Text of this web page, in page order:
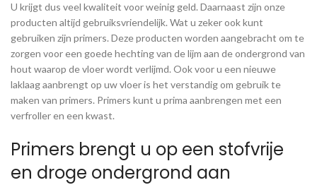
U krijgt dus veel kwaliteit voor weinig geld. Daarnaast zijn onze
producten altijd gebruiksvriendelijk. Wat u zeker ook kunt
gebruiken zijn primers. Deze producten worden aangebracht om te
zorgen voor een goede hechting van de lijm aan de ondergrond van
hout waarop de vloer wordt verlijmd. Ook voor u een nieuwe
laklaag aanbrengt op uw vloer is het verstandig om gebruik te
maken van primers. Primers kunt u prima aanbrengen met een
verfroller en een kwast.
Primers brengt u op een stofvrije
en droge ondergrond aan